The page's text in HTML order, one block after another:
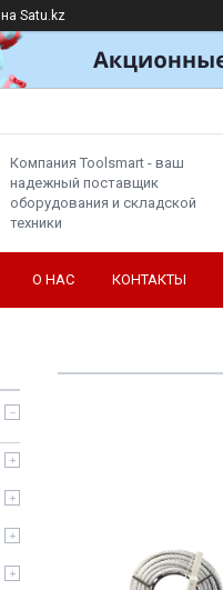
на Satu.kz
Компания Toolsmart - ваш
надежный поставщик
оборудования и складской
техники
О НАС КОНТАКТЫ